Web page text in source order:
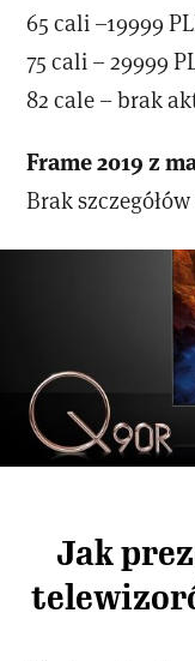
65 cali –19999
75 cali – 29999
82 cale – brak
Frame 2019 z
Brak
Jak